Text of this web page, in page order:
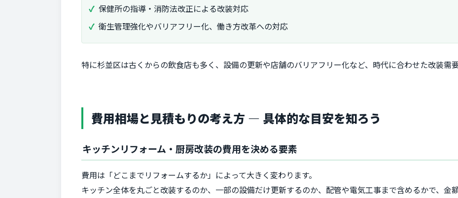
保健所の指導・消防法改正による改装対応
衛生管理強化やバリアフリー化、働き方改革への対応
特に杉並区は古くからの飲食店も多く、設備の更新や店舗のバリアフリー化など、時代に合わせた改装需要
費用相場と見積もりの考え方 ― 具体的な目安を知ろう
キッチンリフォーム・厨房改装の費用を決める要素
費用は「どこまでリフォームするか」によって大きく変わります。
キッチン全体を丸ごと改装するのか、一部の設備だけ更新するのか、配管や電気工事まで含めるかで、金